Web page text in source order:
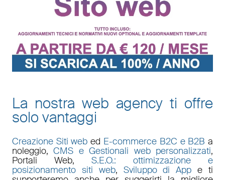
La nostra web agency ti offre
solo vantaggi
Creazione Siti web ed E-commerce B2C e B2B a
noleggio,CMS e Gestionali web personalizzati,
Portali Web,S.E.O.: ottimizzazione e
posizionamento siti web, Sviluppo di App e ti